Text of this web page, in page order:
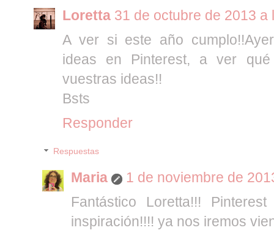
Loretta 31 de octubre de 2013 a
A ver si este año
ideas en Pinterest, a ver
vuestras ideas!!
Bsts
Responder
Respuestas
Maria
1 de noviembre de
Fantástico Loretta!!!
inspiración!!!! ya nos iremos